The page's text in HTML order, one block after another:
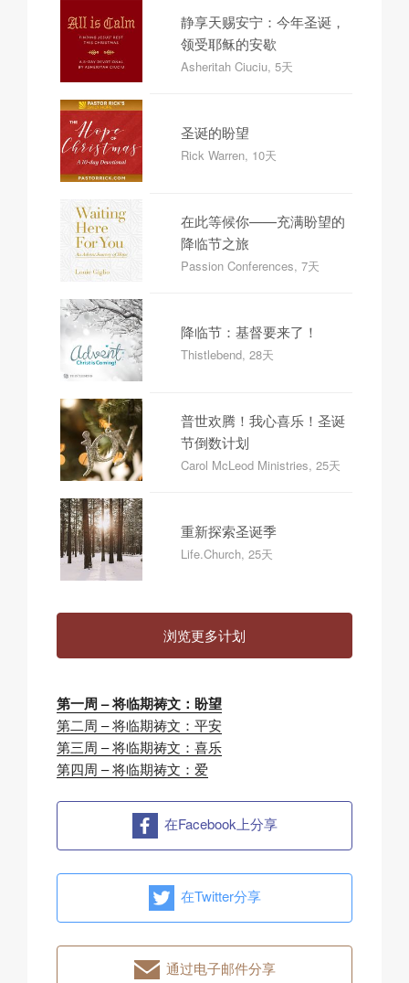
静享天赐安宁：今年圣诞，
领受耶稣的安歇
Asheritah Ciuciu, 5天
圣诞的盼望
Rick Warren, 10天
在此等候你——充满盼望的
降临节之旅
Passion Conferences, 7天
降临节：基督要来了！
Thistlebend, 28天
普世欢腾！我心喜乐！圣诞
节倒数计划
Carol McLeod Ministries, 25天
重新探索圣诞季
Life.Church, 25天
浏览更多计划
第一周 – 将临期祷文：盼望
第二周 – 将临期祷文：平安
第三周 – 将临期祷文：喜乐
第四周 – 将临期祷文：爱
在Facebook上分享
在Twitter分享
通过电子邮件分享